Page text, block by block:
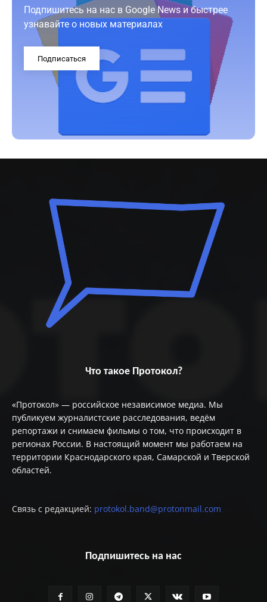
Подпишитесь на нас в Google News и быстрее
узнавайте о новых материалах
Подписаться
Что такое Протокол?
«Протокол» — российское независимое медиа. Мы
публикуем журналистские расследования, ведём
репортажи и снимаем фильмы о том, что происходит в
регионах России. В настоящий момент мы работаем на
территории Краснодарского края, Самарской и Тверской
областей.
Связь с редакцией: protokol.band@protonmail.com
Подпишитесь на нас